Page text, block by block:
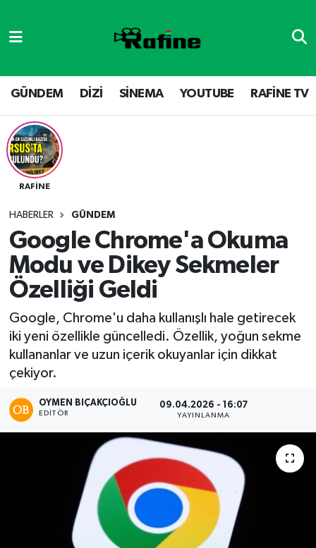
GÜNDEM DİZİ SİNEMA YOUTUBE RAFİNE TV
RAFİNE
HABERLER GÜNDEM
Google Chrome'a Okuma
Modu ve Dikey Sekmeler
Özelliği Geldi
Google, Chrome'u daha kullanışlı hale getirecek
iki yeni özellikle güncelledi. Özellik, yoğun sekme
kullananlar ve uzun içerik okuyanlar için dikkat
çekiyor.
OYMEN BIÇAKÇIOĞLU
EDITÖR
09.04.2026 - 16:07
YAYINLANMA
DİZİ
SİNEMA
YOUTUBE
GÜNDEM
RAFİNE TV
SİNEMA
YOUTUBE
Hava Durumu
Namaz Vakitleri
Trafik Durumu
Tüm Manşetler
Son Dakika Haberleri
Haber Arşivi